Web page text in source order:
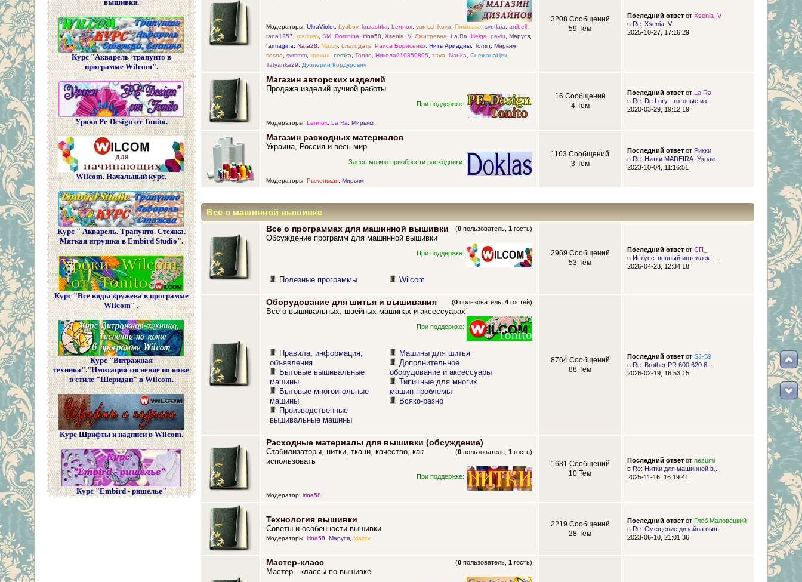
вышивки.
Курс "Акварель+трапунто в
программе Wilcom".
Уроки Pe-Design от Tonito.
Wilcom. Начальный курс.
Курс " Акварель. Трапунто. Стежка.
Мягкая игрушка в Embird Studio".
Курс "Все виды кружева в программе
Wilcom" .
Курс "Витражная
техника"."Имитация тиснение по коже
в стиле "Шеридан" в Wilcom.
Курс Шрифты и надписи в Wilcom.
Курс "Embird - ришелье"
Модераторы: UltraViolet, Lyubov, kuzashka, Lennox, yamschikova, Пимошка, svetlaia, anibell,
tana1257, marimay, SM, Domnina, irina58, Xsenia_V, Дмитревна, La Ra, Helga, pavlu, Маруся,
farmagina, Nata28, Mazzy, благодать, Раиса Борисенко, Нить Ариадны, Tomin, Мирьям,
sosna, svmmm, крохин, cemka, Tonito, Николай19850805, zaya, Nat-ka, СнежанаЦех,
Tatyanka29, Дублерин Кордурович
3208 Сообщений
59 Тем
Последний ответот Xsenia_V
в Re: Xsenia_V
2025-10-27, 17:16:29
Магазин авторских изделий
Продажа изделий ручной работы
При поддержке:
Модераторы: Lennox, La Ra, Мирьям
16 Сообщений
4 Тем
Последний ответот
La Ra
в Re: De Lory - готовые из...
2020-03-29, 19:12:19
Магазин расходных материалов
Украина, Россия и весь мир
Здесь можно приобрести расходники:
Модераторы: Рыженькая, Мирьям
1163 Сообщений
3 Тем
Последний ответот Рикки
в Re: Нитки MADEIRA. Украи...
2023-10-04, 11:16:51
Все о машинной вышивке
Все о программах для машинной вышивки (0 пользователь,1 гость)
Обсуждение программ для машинной вышивки
При поддержке:
Полезные программы Wilcom
2969 Сообщений
53 Тем
Последний ответот СП_
в Искусственный интеллект ...
2026-04-23, 12:34:18
Оборудование для шитья и вышивания (0 пользователь,4 гостей)
Всё о вышивальных, швейных машинах и аксессуарах
При поддержке:
Правила, информация,
объявления
Бытовые вышивальные
машины
Бытовые многоигольные
машины
Производственные
вышивальные машины
Машины для шитья
Дополнительное
оборудование и аксессуары
Типичные для многих
машин проблемы
Всяко-разно
8764 Сообщений
88 Тем
Последний ответот SJ-59
в Re: Brother PR 600 620 6...
2026-02-19, 16:53:15
Расходные материалы для вышивки (обсуждение)
(0 пользователь,1 гость)
Стабилизаторы, нитки, ткани, качество, как
использовать
При поддержке:
Модератор: irina58
1631 Сообщений
10 Тем
Последний ответот nezumi
в Re: Нитки для машинной в...
2025-11-16, 16:19:41
Технология вышивки
Советы и особенности вышивки
Модераторы: irina58, Маруся, Mazzy
2219 Сообщений
28 Тем
Последний ответот Глеб Маловецкий
в Re: Смещение дизайна выш...
2023-06-10, 21:01:36
Мастер-класс (0 пользователь,1 гость)
Мастер - классы по вышивке